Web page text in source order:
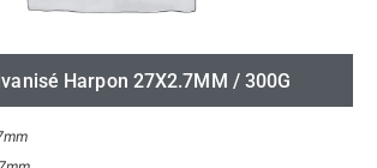
Harpon 27X2.7MM / 300G